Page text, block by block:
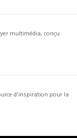
multimédia, conçu
d'inspiration pour la